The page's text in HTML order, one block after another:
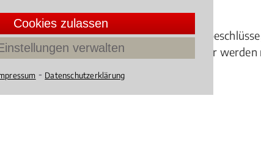
beachten?
und Nutzung – Wohnungseigentümer
ihre Immobilie konfrontiert.
4.068965517241379 /
Cookies zulassen
verwalten
⁃ Datenschutzerklärung